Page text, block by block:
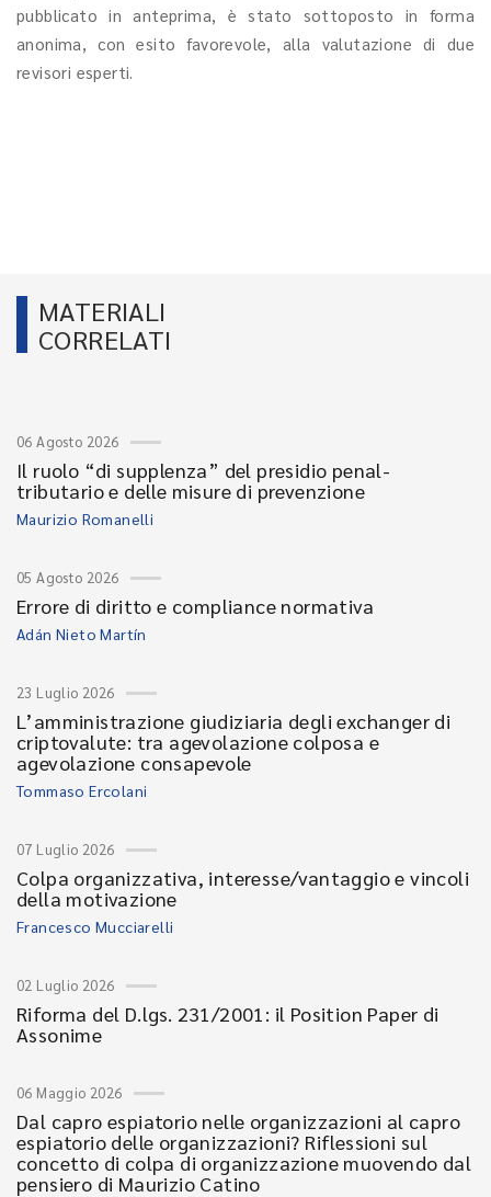
pubblicato in anteprima, è stato sottoposto in forma
anonima, con esito favorevole, alla valutazione di due
revisori esperti.
MATERIALI
CORRELATI
06 Agosto 2026
Il ruolo “di supplenza” del presidio penal-
tributario e delle misure di prevenzione
Maurizio Romanelli
05 Agosto 2026
Errore di diritto e compliance normativa
Adán Nieto Martín
23 Luglio 2026
L’amministrazione giudiziaria degli exchanger di
criptovalute: tra agevolazione colposa e
agevolazione consapevole
Tommaso Ercolani
07 Luglio 2026
Colpa organizzativa, interesse/vantaggio e vincoli
della motivazione
Francesco Mucciarelli
02 Luglio 2026
Riforma del D.lgs. 231/2001: il Position Paper di
Assonime
06 Maggio 2026
Dal capro espiatorio nelle organizzazioni al capro
espiatorio delle organizzazioni? Riflessioni sul
concetto di colpa di organizzazione muovendo dal
pensiero di Maurizio Catino